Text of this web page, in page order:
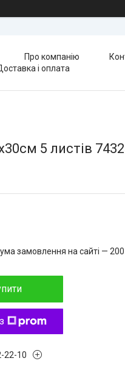
Про компанію
і оплата
5 листів
замовлення на сайті —
22-10